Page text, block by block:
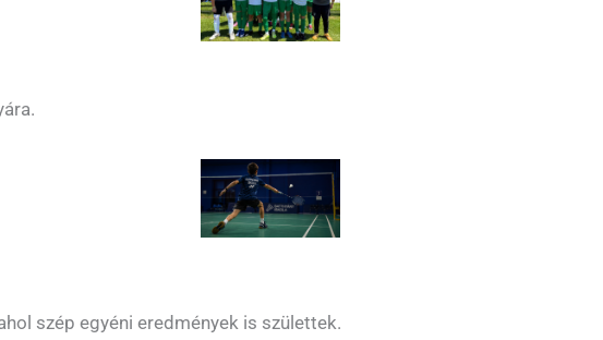
szép egyéni eredmények is születtek.